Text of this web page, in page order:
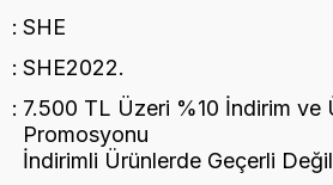
SHE
SHE2022.
7.500 TL Üzeri %10 İndirim ve
Promosyonu
İndirimli Ürünlerde Geçerli